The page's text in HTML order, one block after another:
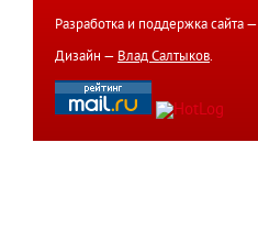
Разработка и поддержка сайта —
Дизайн — Влад Салтыков.